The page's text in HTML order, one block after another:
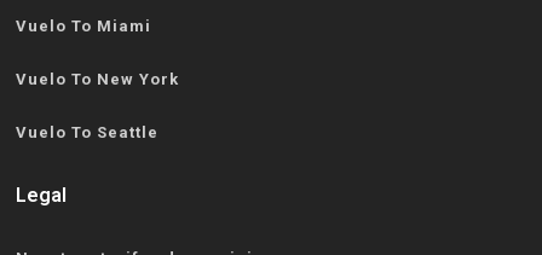
Vuelo To Miami
Vuelo To New York
Vuelo To Seattle
Legal